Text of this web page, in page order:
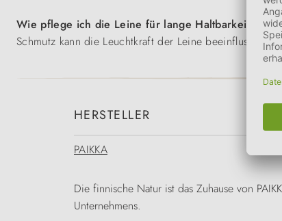
Wie pflege ich die Leine für lange Haltbarkeit?
Schmutz kann die Leuchtkraft der Leine beeinflussen.
HERSTELLER
PAIKKA
Die finnische Natur ist das Zuhause von
Unternehmens.